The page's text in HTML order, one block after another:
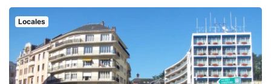
Locales